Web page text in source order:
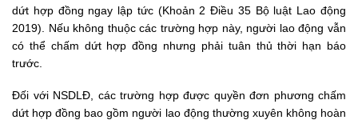
dứt hợp đồng ngay lập tức (Khoản 2 Điều 35 Bộ luật Lao động
2019). Nếu không thuộc các trường hợp này, người lao động vẫn
có thể chấm dứt hợp đồng nhưng phải tuân thủ thời hạn báo
trước.
Đối với NSDLĐ, các trường hợp được quyền đơn phương chấm
dứt hợp đồng bao gồm người lao động thường xuyên không hoàn